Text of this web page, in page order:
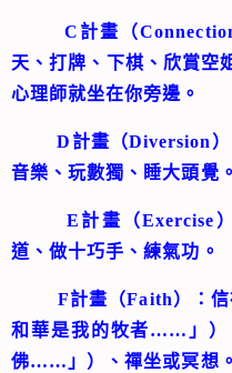
C計畫（Connection
天、打牌、下棋、欣賞空
心理師就坐在你旁邊。
D計畫（Diversion）
音樂、玩數獨、睡大頭覺。
E計畫（Exercise）
道、做十巧手、練氣功。
F計畫（Faith）：信
和華是我的牧者……」）
佛……」）、禪坐或冥想